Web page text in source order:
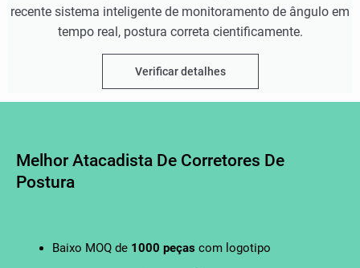
recente sistema inteligente de monitoramento de ângulo em
tempo real, postura correta cientificamente.
Verificar detalhes
Melhor Atacadista De Corretores De
Postura
Baixo MOQ de 1000 peças com logotipo